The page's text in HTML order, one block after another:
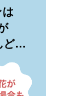
ど…